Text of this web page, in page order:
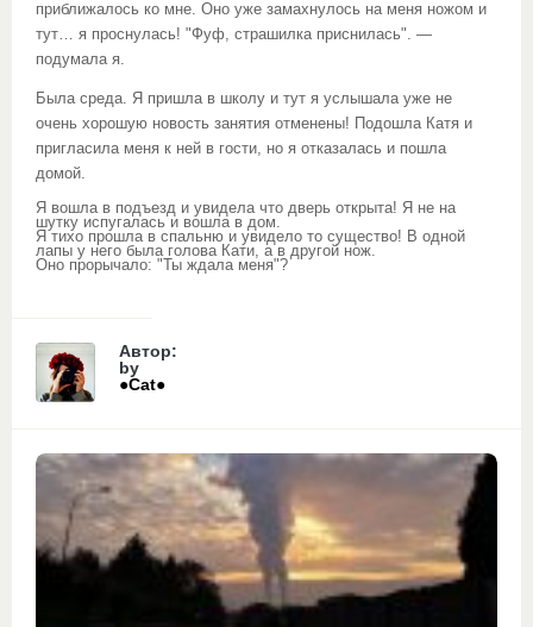
приближалось ко мне. Оно уже замахнулось на меня ножом и
тут… я проснулась! "Фуф, страшилка приснилась". —
подумала я.
Была среда. Я пришла в школу и тут я услышала уже не
очень хорошую новость занятия отменены! Подошла Катя и
пригласила меня к ней в гости, но я отказалась и пошла
домой.
Я вошла в подъезд и увидела что дверь открыта! Я не на
шутку испугалась и вошла в дом.
Я тихо прошла в спальню и увидело то существо! В одной
лапы у него была голова Кати, а в другой нож.
Оно прорычало: "Ты ждала меня"?
Автор:
by
●Сat●